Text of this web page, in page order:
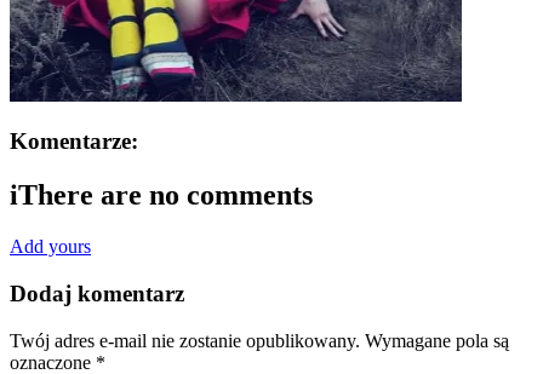
Komentarze:
iThere are no comments
Add yours
Dodaj komentarz
Twój adres e-mail nie zostanie opublikowany. Wymagane pola są
oznaczone *